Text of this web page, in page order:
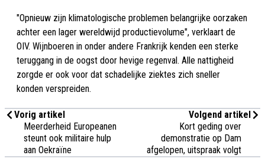
"Opnieuw zijn klimatologische problemen belangrijke oorzaken
achter een lager wereldwijd productievolume", verklaart de
OIV. Wijnboeren in onder andere Frankrijk kenden een sterke
teruggang in de oogst door hevige regenval. Alle nattigheid
zorgde er ook voor dat schadelijke ziektes zich sneller
konden verspreiden.
Vorig artikel
Meerderheid Europeanen
steunt ook militaire hulp
aan Oekraïne
Volgend artikel
Kort geding over
demonstratie op Dam
afgelopen, uitspraak volgt